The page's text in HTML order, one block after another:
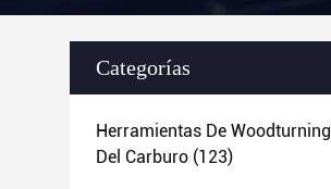
Categorías
Herramientas De Woodturning
Del Carburo (123)